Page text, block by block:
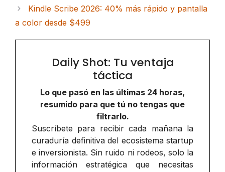
Kindle Scribe 2026: 40% más rápido y pantalla
a color desde $499
Daily Shot: Tu ventaja
táctica
Lo que pasó en las últimas 24 horas,
resumido para que tú no tengas que
filtrarlo.
Suscríbete para recibir cada mañana la
curaduría definitiva del ecosistema startup
e inversionista. Sin ruido ni rodeos, solo la
información estratégica que necesitas